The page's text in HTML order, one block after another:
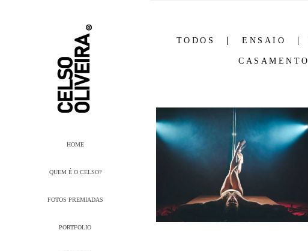
HOME
QUEM É O CELSO?
FOTOS PREMIADAS
PORTFOLIO
TODOS ENSAIO
CASAMENTO